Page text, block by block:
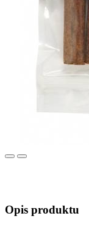
Previous
Next
Opis produktu